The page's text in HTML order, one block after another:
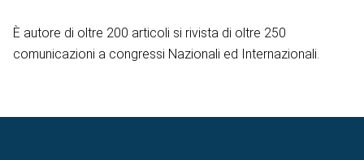
È autore di oltre 200 articoli si rivista di oltre 250
comunicazioni a congressi Nazionali ed Internazionali.